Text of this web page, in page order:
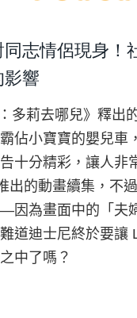
志情侶現身！
影響
多莉去哪兒》釋出
佔小寶寶的嬰兒車
十分精彩，讓人非
出的動畫續集，不
因為畫面中的「夫
道迪士尼終於要讓
中了嗎？